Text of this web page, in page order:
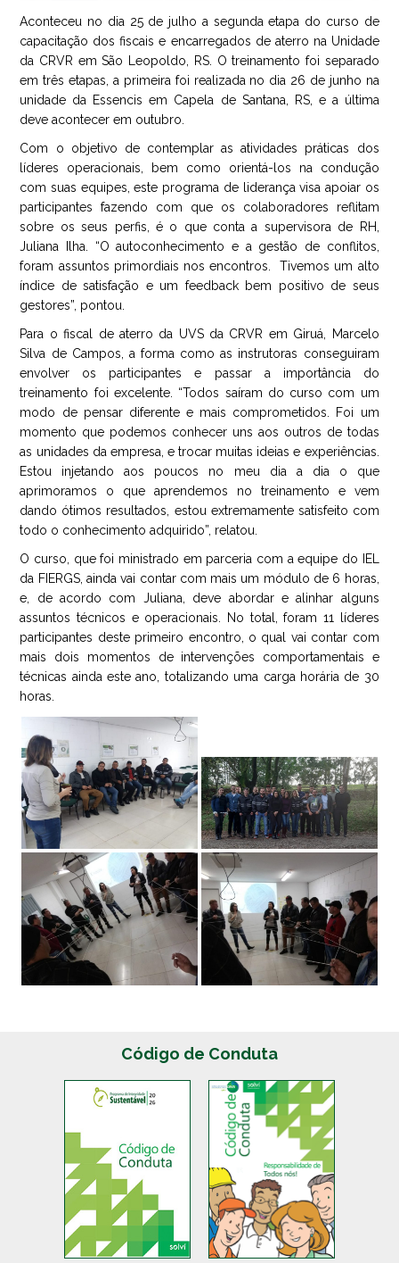
Aconteceu no dia 25 de julho a segunda etapa do curso de
capacitação dos fiscais e encarregados de aterro na Unidade
da CRVR em São Leopoldo, RS. O treinamento foi separado
em três etapas, a primeira foi realizada no dia 26 de junho na
unidade da Essencis em Capela de Santana, RS, e a última
deve acontecer em outubro.
Com o objetivo de contemplar as atividades práticas dos
líderes operacionais, bem como orientá-los na condução
com suas equipes, este programa de liderança visa apoiar os
participantes fazendo com que os colaboradores reflitam
sobre os seus perfis, é o que conta a supervisora de RH,
Juliana Ilha. “O autoconhecimento e a gestão de conflitos,
foram assuntos primordiais nos encontros. Tivemos um alto
índice de satisfação e um feedback bem positivo de seus
gestores”, pontou.
Para o fiscal de aterro da UVS da CRVR em Giruá, Marcelo
Silva de Campos, a forma como as instrutoras conseguiram
envolver os participantes e passar a importância do
treinamento foi excelente. “Todos saíram do curso com um
modo de pensar diferente e mais comprometidos. Foi um
momento que podemos conhecer uns aos outros de todas
as unidades da empresa, e trocar muitas ideias e experiências.
Estou injetando aos poucos no meu dia a dia o que
aprimoramos o que aprendemos no treinamento e vem
dando ótimos resultados, estou extremamente satisfeito com
todo o conhecimento adquirido”, relatou.
O curso, que foi ministrado em parceria com a equipe do IEL
da FIERGS, ainda vai contar com mais um módulo de 6 horas,
e, de acordo com Juliana, deve abordar e alinhar alguns
assuntos técnicos e operacionais. No total, foram 11 líderes
participantes deste primeiro encontro, o qual vai contar com
mais dois momentos de intervenções comportamentais e
técnicas ainda este ano, totalizando uma carga horária de 30
horas.
Código de Conduta